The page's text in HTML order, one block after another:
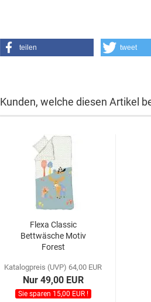
teilen tweet
Kunden, welche diesen Artikel
Flexa Classic
Bettwäsche Motiv
Forest
Katalogpreis (UVP) 64,00 EUR
Nur 49,00 EUR
Sie sparen 15,00 EUR !